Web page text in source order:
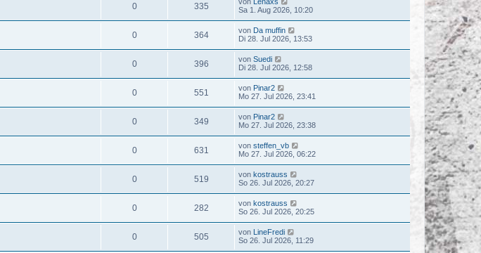
0 335
Sa 1. Aug 2026, 10:20
0 364 von Da muffin
Di 28. Jul 2026, 13:53
0 396 von Suedi
Di 28. Jul 2026, 12:58
0 551 von Pinar2
Mo 27. Jul 2026, 23:41
0 349 von Pinar2
Mo 27. Jul 2026, 23:38
0 631 von steffen_vb
Mo 27. Jul 2026, 06:22
0 519 von kostrauss
So 26. Jul 2026, 20:27
0 282 von kostrauss
So 26. Jul 2026, 20:25
0 505 von LineFredi
So 26. Jul 2026, 11:29